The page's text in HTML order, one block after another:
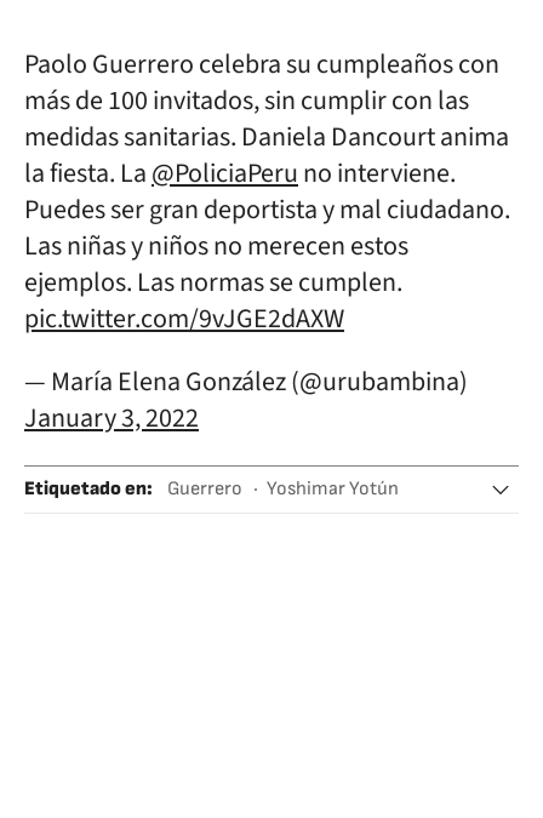
Paolo Guerrero celebra su cumpleaños con
más de 100 invitados, sin cumplir con las
medidas sanitarias. Daniela Dancourt anima
la fiesta. La@PoliciaPeruno interviene.
Puedes ser gran deportista y mal ciudadano.
Las niñas y niños no merecen estos
ejemplos. Las normas se cumplen.
pic.twitter.com/9vJGE2dAXW
— María Elena González (@urubambina)
January 3, 2022
Etiquetado en: Guerrero
Yoshimar Yotún